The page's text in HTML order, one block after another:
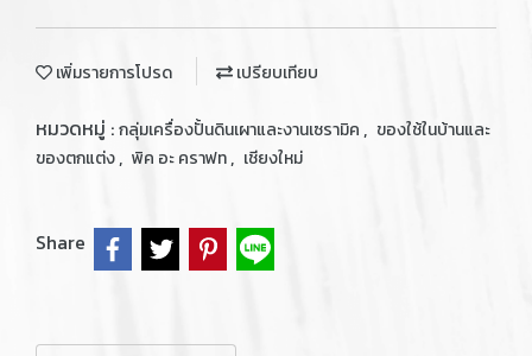
เพิ่มรายการโปรด เปรียบเทียบ
หมวดหมู่ :กลุ่มเครื่องปั้นดินเผาและงานเซรามิค , ของใช้ในบ้านและ
ของตกแต่ง, พิค อะ คราฟท, เชียงใหม่
Share